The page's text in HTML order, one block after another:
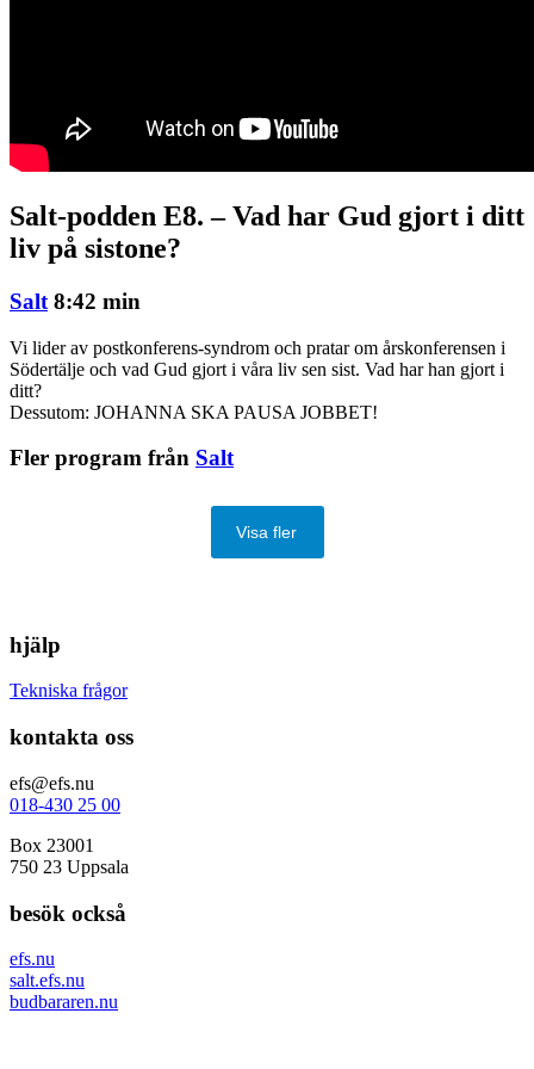
Salt-podden E8. – Vad har Gud gjort i ditt
liv på sistone?
Salt 8:42 min
Vi lider av postkonferens-syndrom och pratar om årskonferensen i
Södertälje och vad Gud gjort i våra liv sen sist. Vad har han gjort i
ditt?
Dessutom: JOHANNA SKA PAUSA JOBBET!
Fler program från Salt
Visa fler
hjälp
Tekniska frågor
kontakta oss
efs@efs.nu
018-430 25 00
Box 23001
750 23 Uppsala
besök också
efs.nu
salt.efs.nu
budbararen.nu